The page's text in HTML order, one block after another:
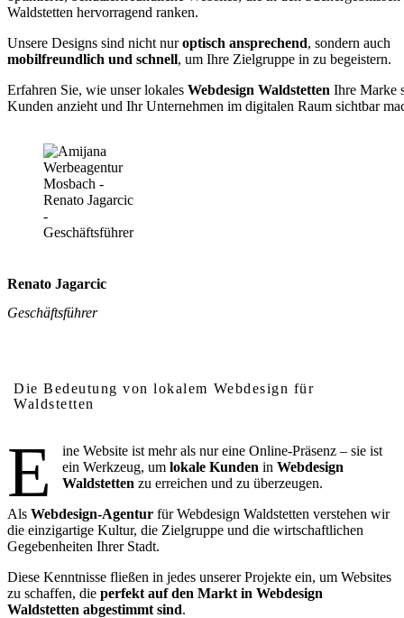
Waldstetten hervorragend ranken.
Unsere Designs sind nicht nuroptisch ansprechend, sondern auch
mobilfreundlich und schnell, um Ihre Zielgruppe in zu begeistern.
Erfahren Sie, wie unser lokales Webdesign Waldstetten Ihre Marke
Kunden anzieht und Ihr Unternehmen im digitalen Raum sichtbar
Renato Jagarcic
Geschäftsführer
Die Bedeutung von lokalem Webdesign für
Waldstetten
E
ine Website ist mehr als nur eine Online-Präsenz – sie ist
ein Werkzeug, um lokale Kunden in Webdesign
Waldstetten zu erreichen und zu überzeugen.
Als Webdesign-Agentur für Webdesign Waldstetten verstehen wir
die einzigartige Kultur, die Zielgruppe und die wirtschaftlichen
Gegebenheiten Ihrer Stadt.
Diese Kenntnisse fließen in jedes unserer Projekte ein, um Websites
zu schaffen, die perfekt auf den Markt in Webdesign
Waldstetten abgestimmt sind.